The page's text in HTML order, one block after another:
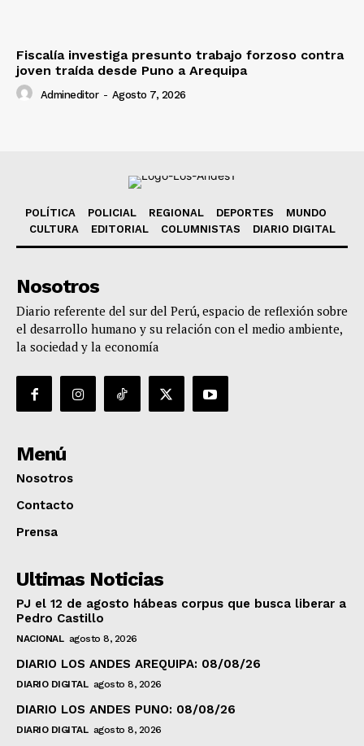
Fiscalía investiga presunto trabajo forzoso contra
joven traída desde Puno a Arequipa
Admineditor - Agosto 7, 2026
POLÍTICA POLICIAL REGIONAL DEPORTES
MUNDO
CULTURA
EDITORIAL COLUMNISTAS DIARIO DIGITAL
Nosotros
Diario referente del sur del Perú, espacio de reflexión sobre
el desarrollo humano y su relación con el medio ambiente,
la sociedad y la economía
Menú
Nosotros
Contacto
Prensa
Ultimas Noticias
PJ el 12 de agosto hábeas corpus que busca liberar a
Pedro Castillo
NACIONAL agosto 8, 2026
DIARIO LOS ANDES AREQUIPA: 08/08/26
DIARIO DIGITAL agosto 8, 2026
DIARIO LOS ANDES PUNO: 08/08/26
DIARIO DIGITAL agosto 8, 2026